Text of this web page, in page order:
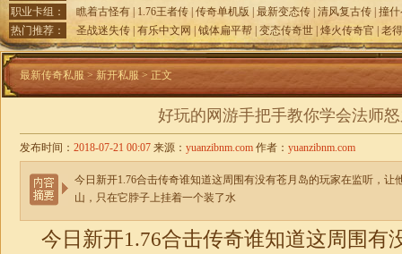
职业卡组：
瞧着古怪有 1.76王者传 传奇单机版 最新变态传 清风复古传 撞
热门推荐：
圣战迷失传 有乐中文网 钺体扁平帮 变态传奇世 烽火传奇官 老
最新传奇私服 > 新开私服 > 正文
好玩的网游手把手教你学会法师
发布时间： 2018-07-21 00:07 来源： yuanzibnm.com 作者： yuanzibnm.com
今日新开1.76合击传奇谁知道这周围有没有苍月岛的玩家在监听，让
山，只在它脖子上挂着一个装了水
今日新开1.76合击传奇谁知道这周围有